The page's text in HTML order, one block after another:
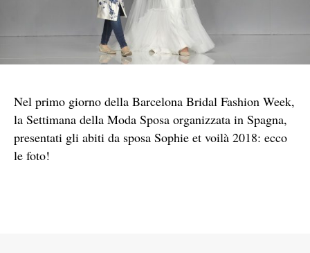
Nel primo giorno della Barcelona Bridal Fashion Week,
la Settimana della Moda Sposa organizzata in Spagna,
presentati gli abiti da sposa Sophie et voilà 2018: ecco
le foto!